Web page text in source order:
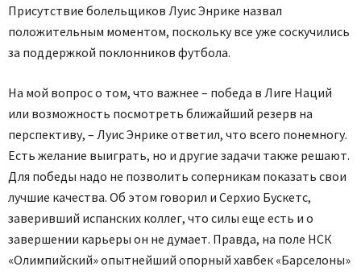
Присутствие болельщиков Луис Энрике назвал
положительным моментом, поскольку все уже соскучились
за поддержкой поклонников футбола.
На мой вопрос о том, что важнее – победа в Лиге Наций
или возможность посмотреть ближайший резерв на
перспективу, – Луис Энрике ответил, что всего понемногу.
Есть желание выиграть, но и другие задачи также решают.
Для победы надо не позволить соперникам показать свои
лучшие качества. Об этом говорил и Серхио Бускетс,
заверивший испанских коллег, что силы еще есть и о
завершении карьеры он не думает. Правда, на поле НСК
«Олимпийский» опытнейший опорный хавбек «Барселоны»